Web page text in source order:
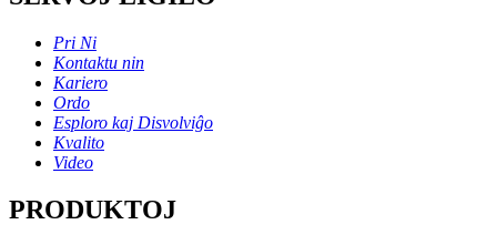
Pri Ni
Kontaktu nin
Kariero
Ordo
Esploro kaj Disvolviĝo
Kvalito
Video
PRODUKTOJ